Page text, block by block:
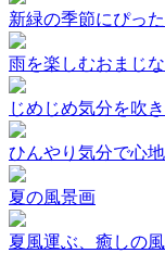
新緑の季節にぴっ
雨を楽しむおまじ
じめじめ気分を吹
ひんやり気分で心地
夏の風景画
夏風運ぶ、癒しの